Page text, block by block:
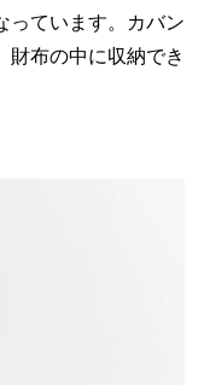
っています。カバン
財布の中に収納でき